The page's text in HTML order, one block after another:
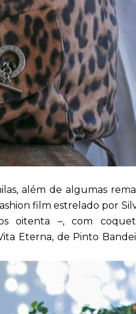
além de algumas
film estrelado por
oitenta –, com
Eterna, de Pinto